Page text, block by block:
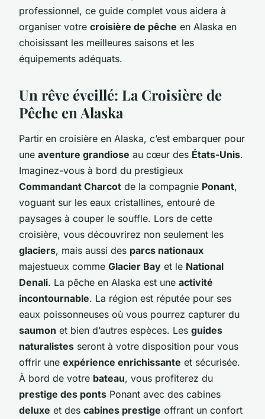
professionnel, ce guide complet vous aidera à
organiser votre croisière de pêche en Alaska en
choisissant les meilleures saisons et les
équipements adéquats.
Un rêve éveillé: La Croisière de
Pêche en Alaska
Partir en croisière en Alaska, c’est embarquer pour
une aventure grandiose au cœur des États-Unis.
Imaginez-vous à bord du prestigieux
Commandant Charcot de la compagnie Ponant,
voguant sur les eaux cristallines, entouré de
paysages à couper le souffle. Lors de cette
croisière, vous découvrirez non seulement les
glaciers, mais aussi des parcs nationaux
majestueux comme Glacier Bay et le National
Denali. La pêche en Alaska est une activité
incontournable. La région est réputée pour ses
eaux poissonneuses où vous pourrez capturer du
saumon et bien d’autres espèces. Les guides
naturalistes seront à votre disposition pour vous
offrir une expérience enrichissante et sécurisée.
À bord de votre bateau, vous profiterez du
prestige des ponts Ponant avec des cabines
deluxe et des cabines prestige offrant un confort